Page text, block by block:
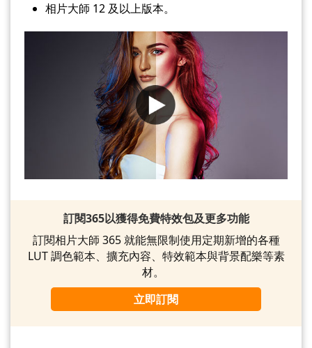
相片大師 12 及以上版本。
訂閱365以獲得免費特效包及更多功能
訂閱相片大師 365 就能無限制使用定期新增的各種
LUT 調色範本、擴充內容、特效範本與背景配樂等素
材。
立即訂閱